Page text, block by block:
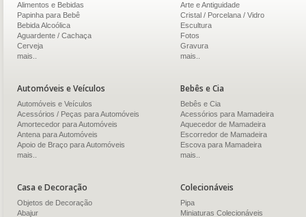
Alimentos e Bebidas
Papinha para Bebê
Bebida Alcoólica
Aguardente / Cachaça
Cerveja
mais..
Arte e Antiguidade
Cristal / Porcelana / Vidro
Escultura
Fotos
Gravura
mais..
Automóveis e Veículos
Automóveis e Veículos
Acessórios / Peças para Automóveis
Amortecedor para Automóveis
Antena para Automóveis
Apoio de Braço para Automóveis
mais..
Bebês e Cia
Bebês e Cia
Acessórios para Mamadeira
Aquecedor de Mamadeira
Escorredor de Mamadeira
Escova para Mamadeira
mais..
Casa e Decoração
Objetos de Decoração
Abajur
Colecionáveis
Pipa
Miniaturas Colecionáveis